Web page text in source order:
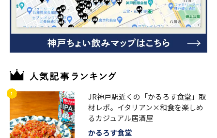
JR神戸駅近くの「かるろす食堂」取
材レポ。イタリアン×和食を楽しめ
るカジュアル居酒屋
かるろす食堂